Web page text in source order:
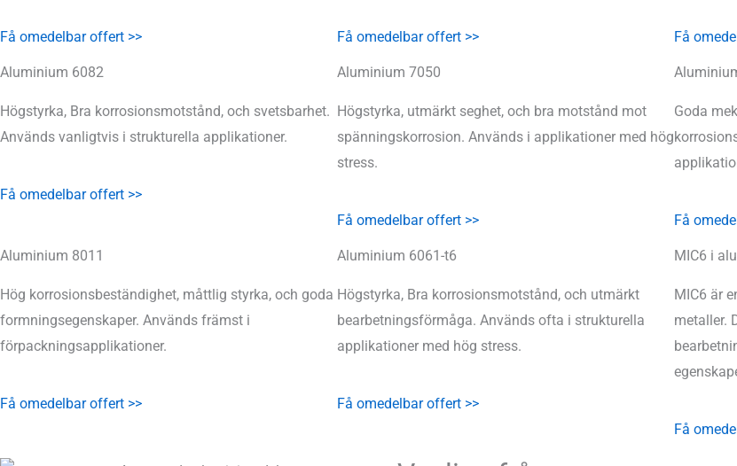
Få omedelbar offert >> Få omedelbar offert >> Få
Aluminium 6082
Högstyrka, Bra korrosionsmotstånd, och svetsbarhet.
Används vanligtvis i strukturella applikationer.
Få omedelbar offert >>
Aluminium 7050
Högstyrka, utmärkt seghet, och bra motstånd mot
spänningskorrosion. Används i applikationer med hög
stress.
Få omedelbar offert >>
Goda
Få
Aluminium 8011
Hög korrosionsbeständighet, måttlig styrka, och goda
formningsegenskaper. Används främst i
förpackningsapplikationer.
Få omedelbar offert >>
Aluminium 6061-t6
Högstyrka, Bra korrosionsmotstånd, och utmärkt
bearbetningsförmåga. Används ofta i strukturella
applikationer med hög stress.
Få omedelbar offert >>
MIC6 i
MIC6 är
metaller.
Få